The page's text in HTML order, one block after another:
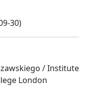
30)
/ Institute
London